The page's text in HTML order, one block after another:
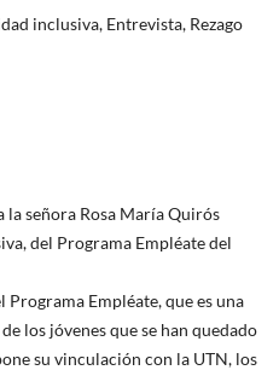
inclusiva, Entrevista, Rezago
la señora Rosa María Quirós
del Programa Empléate del
Programa Empléate, que es una
los jóvenes que se han quedado
su vinculación con la UTN, los